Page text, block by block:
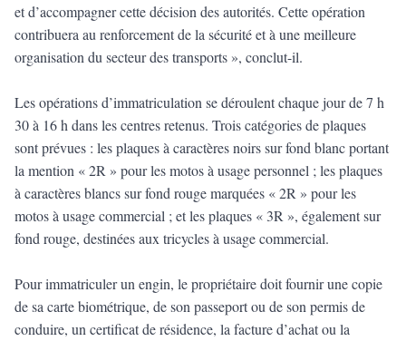
et d’accompagner cette décision des autorités. Cette opération
contribuera au renforcement de la sécurité et à une meilleure
organisation du secteur des transports », conclut-il.
Les opérations d’immatriculation se déroulent chaque jour de 7 h
30 à 16 h dans les centres retenus. Trois catégories de plaques
sont prévues : les plaques à caractères noirs sur fond blanc portant
la mention « 2R » pour les motos à usage personnel ; les plaques
à caractères blancs sur fond rouge marquées « 2R » pour les
motos à usage commercial ; et les plaques « 3R », également sur
fond rouge, destinées aux tricycles à usage commercial.
Pour immatriculer un engin, le propriétaire doit fournir une copie
de sa carte biométrique, de son passeport ou de son permis de
conduire, un certificat de résidence, la facture d’achat ou la